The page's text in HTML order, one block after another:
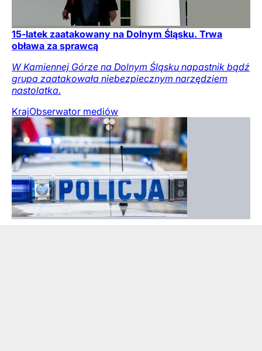
15-latek zaatakowany na Dolnym Śląsku. Trwa
obława za sprawcą
W Kamiennej Górze na Dolnym Śląsku napastnik bądź
grupa zaatakowała niebezpiecznym narzędziem
nastolatka.
KrajObserwator mediów